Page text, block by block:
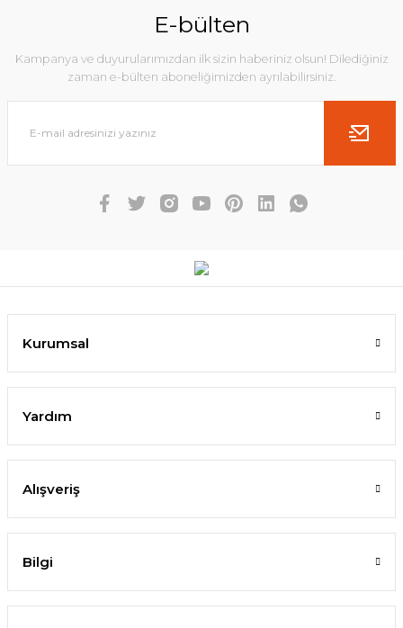
E-bülten
Kampanya ve duyurularımızdan ilk sizin haberiniz olsun! Dilediğiniz
zaman e-bülten aboneliğimizden ayrılabilirsiniz.
Kurumsal
Yardım
Alışveriş
Bilgi